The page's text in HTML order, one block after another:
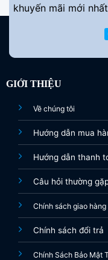
khuyến mãi mới
GIỚI THIỆU
Về chúng tôi
Hướng dẫn mua
Hướng dẫn thanh
Câu hỏi thường
Chính sách giao hàng
Chính sách đổi trả
Chính Sách Bảo Mật